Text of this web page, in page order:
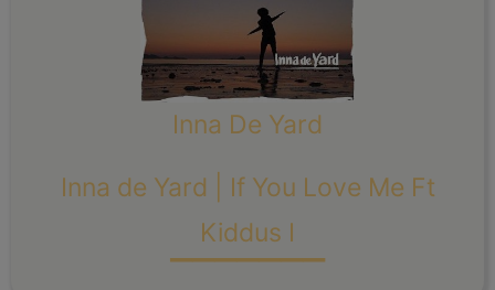
Inna De Yard
Inna de Yard | If You Love Me Ft
Kiddus I
_______